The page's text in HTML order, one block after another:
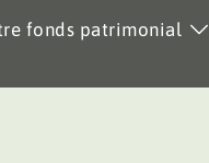
fonds patrimonial